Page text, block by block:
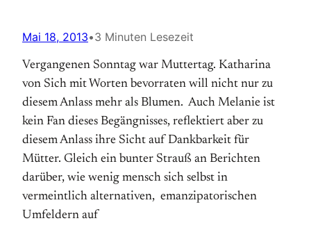
Mai 18, 2013•3 Minuten Lesezeit
Vergangenen Sonntag war Muttertag. Katharina
von Sich mit Worten bevorraten will nicht nur zu
diesem Anlass mehr als Blumen. Auch Melanie ist
kein Fan dieses Begängnisses, reflektiert aber zu
diesem Anlass ihre Sicht auf Dankbarkeit für
Mütter. Gleich ein bunter Strauß an Berichten
darüber, wie wenig mensch sich selbst in
vermeintlich alternativen, emanzipatorischen
Umfeldern auf